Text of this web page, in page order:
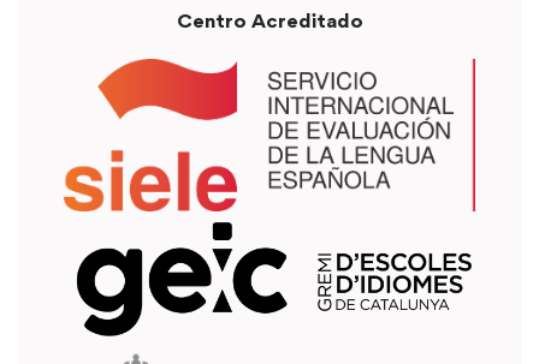
Centro Acreditado